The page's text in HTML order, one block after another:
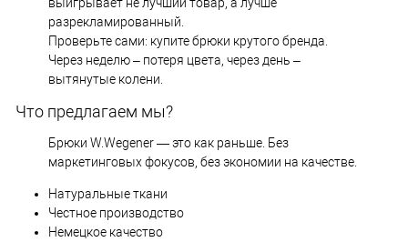
разрекламированный.
Проверьте сами: купите брюки крутого бренда.
Через неделю – потеря цвета, через день –
вытянутые колени.
Что предлагаем мы?
Брюки W.Wegener — это как раньше. Без
маркетинговых фокусов, без экономии на качестве.
Натуральные ткани
Честное производство
Немецкое качество